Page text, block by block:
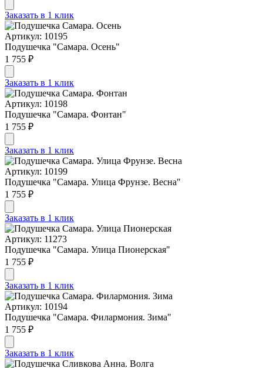
Заказать в 1 клик
Артикул: 10195
Подушечка "Самара. Осень"
1 755 ₽
Заказать в 1 клик
Артикул: 10198
Подушечка "Самара. Фонтан"
1 755 ₽
Заказать в 1 клик
Артикул: 10199
Подушечка "Самара. Улица Фрунзе. Весна"
1 755 ₽
Заказать в 1 клик
Артикул: 11273
Подушечка "Самара. Улица Пионерская"
1 755 ₽
Заказать в 1 клик
Артикул: 10194
Подушечка "Самара. Филармония. Зима"
1 755 ₽
Заказать в 1 клик